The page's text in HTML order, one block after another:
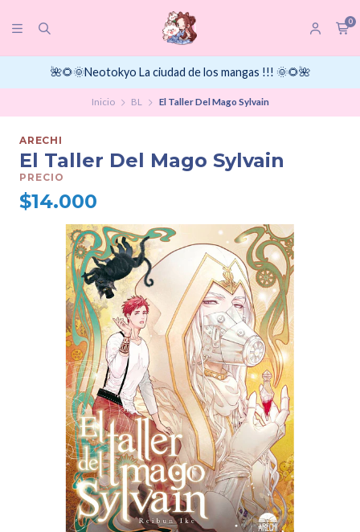
0
🌺🌻🌞Neotokyo La ciudad de los mangas !!! 🌞🌻🌺
Inicio BL El Taller Del Mago Sylvain
ARECHI
El Taller Del Mago Sylvain
PRECIO
$14.000